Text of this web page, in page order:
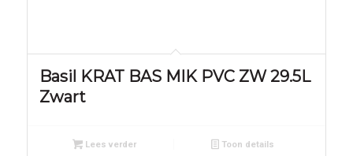
Basil KRAT BAS MIK PVC ZW 29.5L
Zwart
Lees verder Toon details